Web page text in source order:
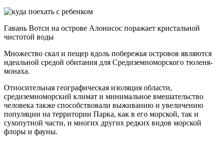
Гавань Вотси на острове Алонисос поражает кристальной
чистотой воды
Множество скал и пещер вдоль побережья островов являются
идеальной средой обитания для Средиземноморского тюленя-
монаха.
Относительная географическая изоляция области,
средиземноморский климат и минимальное вмешательство
человека также способствовали выживанию и увеличению
популяции на территории Парка, как в его морской, так и
сухопутной части, и многих других редких видов морской
флоры и фауны.